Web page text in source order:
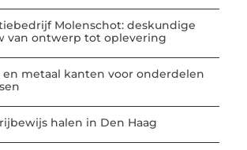
Molenschot: deskundige
van ontwerp tot oplevering
en metaal kanten voor onderdelen
halen in Den Haag